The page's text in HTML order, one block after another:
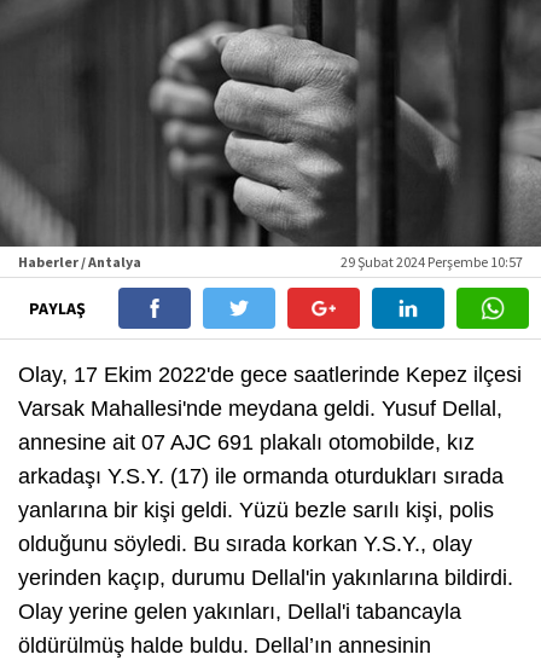
Haberler / Antalya 29 Şubat 2024 Perşembe 10:57
PAYLAŞ
Olay, 17 Ekim 2022'de gece saatlerinde Kepez ilçesi
Varsak Mahallesi'nde meydana geldi. Yusuf Dellal,
annesine ait 07 AJC 691 plakalı otomobilde, kız
arkadaşı Y.S.Y. (17) ile ormanda oturdukları sırada
yanlarına bir kişi geldi. Yüzü bezle sarılı kişi, polis
olduğunu söyledi. Bu sırada korkan Y.S.Y., olay
yerinden kaçıp, durumu Dellal'in yakınlarına bildirdi.
Olay yerine gelen yakınları, Dellal'i tabancayla
öldürülmüş halde buldu. Dellal’ın annesinin